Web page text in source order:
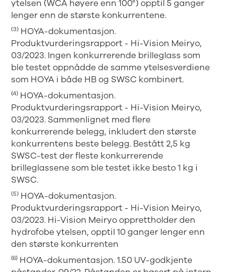
ytelsen (WCA høyere enn 100°) opptil 5 ganger
lenger enn de største konkurrentene.
(3) HOYA-dokumentasjon.
Produktvurderingsrapport - Hi-Vision Meiryo,
03/2023. Ingen konkurrerende brilleglass som
ble testet oppnådde de samme ytelsesverdiene
som HOYA i både HB og SWSC kombinert.
(4) HOYA-dokumentasjon.
Produktvurderingsrapport - Hi-Vision Meiryo,
03/2023. Sammenlignet med flere
konkurrerende belegg, inkludert den største
konkurrentens beste belegg. Bestått 2,5 kg
SWSC-test der fleste konkurrerende
brilleglassene som ble testet ikke besto 1 kg i
SWSC.
(5) HOYA-dokumentasjon.
Produktvurderingsrapport - Hi-Vision Meiryo,
03/2023. Hi-Vision Meiryo opprettholder den
hydrofobe ytelsen, opptil 10 ganger lenger enn
den største konkurrenten
(6) HOYA-dokumentasjon. 1.50 UV-godkjente